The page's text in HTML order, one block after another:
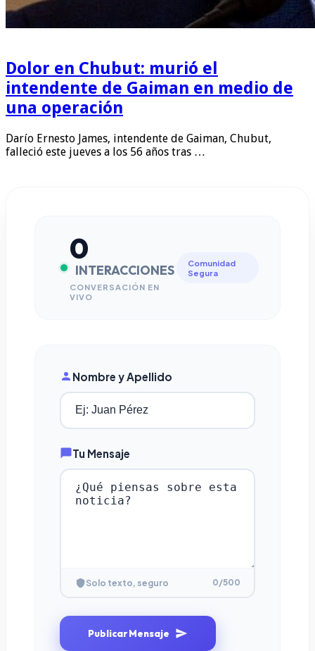
Dolor en Chubut: murió el
intendente de Gaiman en medio de
una operación
Darío Ernesto James, intendente de Gaiman, Chubut,
falleció este jueves a los 56 años tras …
0
INTERACCIONES
CONVERSACIÓN EN
VIVO
Comunidad
Segura
Nombre y Apellido
Tu Mensaje
Solo texto, seguro 0/500
Publicar Mensaje